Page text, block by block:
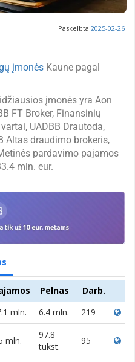
Paskelbta 2025-02-26
įmonės Kaune pagal
įmonės yra Aon
FT Broker, Finansinių
UADBB Drautoda,
Altas draudimo brokeris,
pardavimo pajamos
mln. eur.
Pelnas
Darb.
mln. 6.4 mln. 219
mln.
97.8
tūkst.
95